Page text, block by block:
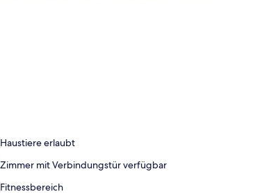
Haustiere erlaubt
Zimmer mit Verbindungstür verfügbar
Fitnessbereich